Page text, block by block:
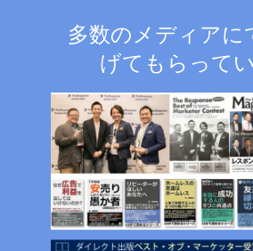
多数のメディアに
げてもらって